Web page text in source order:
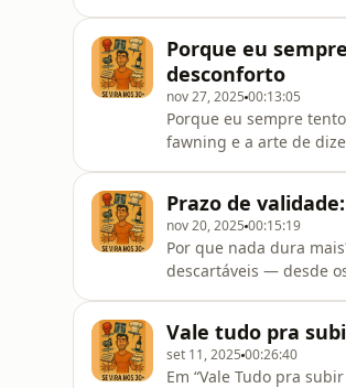
que atravessa gerações
Porque eu
desconforto
nov 27, 2025 00:13:05
Porque eu sempre
fawning e a arte de
especialmente agora,
Prazo de
nov 20, 2025 00:15:19
Por que nada dura
descartáveis — desde
escolher, cuidar e sus
Vale tudo pra
set 11, 2025 00:26:40
Em “Vale Tudo pra